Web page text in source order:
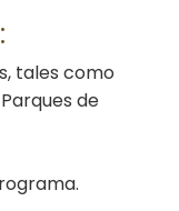
tales como
de